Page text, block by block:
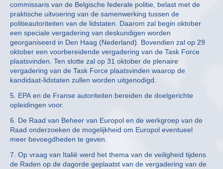
commissaris van de Belgische federale politie, belast met de
praktische uitvoering van de samenwerking tussen de
politieautoriteiten van de lidstaten. Daarom zal begin oktober
een speciale vergadering van deskundigen worden
georganiseerd in Den Haag (Nederland). Bovendien zal op 29
oktober een voorbereidende vergadering van de Task Force
plaatsvinden. Ten slotte zal op 31 oktober de plenaire
vergadering van de Task Force plaatsvinden waarop de
kandidaat-lidstaten zullen worden uitgenodigd.
5. EPA en de Franse autoriteiten bereiden de doelgerichte
opleidingen voor.
6. De Raad van Beheer van Europol en de werkgroep van de
Raad onderzoeken de mogelijkheid om Europol eventueel
meer bevoegdheden te geven.
7. Op vraag van Italië werd het thema van de veiligheid tijdens
de Raden op de dagorde geplaatst van de vergadering van de